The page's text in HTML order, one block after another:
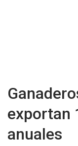
exportan
anuales